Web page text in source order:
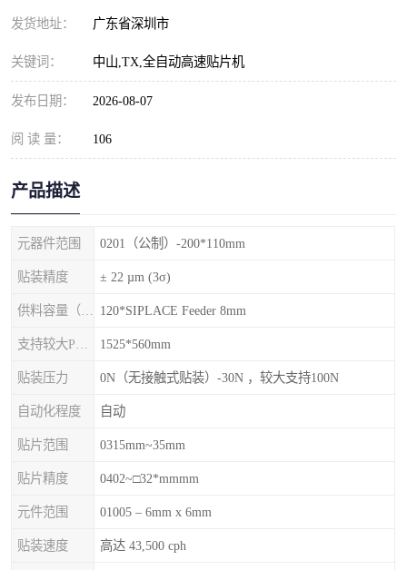
发货地址： 广东省深圳市
关键词： 中山,TX,全自动高速贴片机
发布日期： 2026-08-07
阅 读 量： 106
产品描述
元器件范围 0201（公制）-200*110mm
贴装精度 ± 22 µm (3σ)
120*SIPLACE Feeder 8mm
1525*560mm
贴装压力 0N（无接触式贴装）-30N ，较大支持100N
自动化程度 自动
贴片范围 0315mm~35mm
贴片精度 0402~□32*mmmm
元件范围 01005 – 6mm x 6mm
贴装速度 高达 43,500 cph